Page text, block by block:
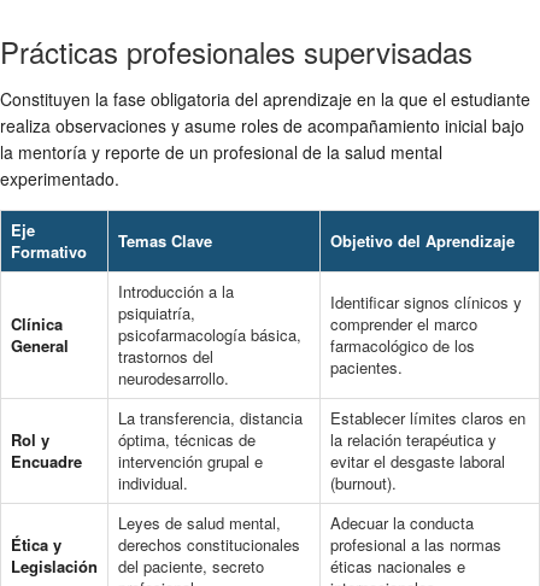
Prácticas profesionales supervisadas
Constituyen la fase obligatoria del aprendizaje en la que el estudiante
realiza observaciones y asume roles de acompañamiento inicial bajo
la mentoría y reporte de un profesional de la salud mental
experimentado.
Eje
Formativo
Temas Clave Objetivo del Aprendizaje
Clínica
General
Introducción a la
psiquiatría,
psicofarmacología básica,
trastornos del
neurodesarrollo.
Identificar signos clínicos y
comprender el marco
farmacológico de los
pacientes.
Rol y
Encuadre
La transferencia, distancia
óptima, técnicas de
intervención grupal e
individual.
Establecer límites claros en
la relación terapéutica y
evitar el desgaste laboral
(burnout).
Ética y
Legislación
Leyes de salud mental,
derechos constitucionales
del paciente, secreto
Adecuar la conducta
profesional a las normas
éticas nacionales e